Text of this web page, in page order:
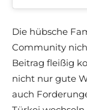
Die hübsche
Community
Beitrag fleißig
nicht nur gute
auch